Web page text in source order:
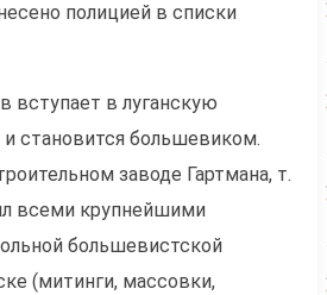
полицией в списки
вступает в луганскую
становится большевиком.
заводе Гартмана, т.
всеми крупнейшими
большевистской
(митинги, массовки,